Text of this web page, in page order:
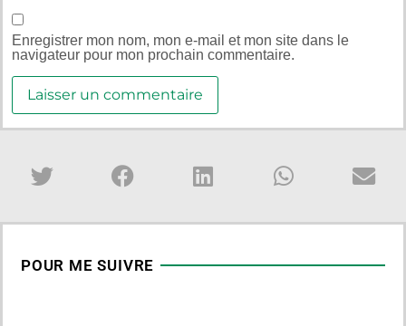
Enregistrer mon nom, mon e-mail et mon site dans le
navigateur pour mon prochain commentaire.
POUR ME SUIVRE